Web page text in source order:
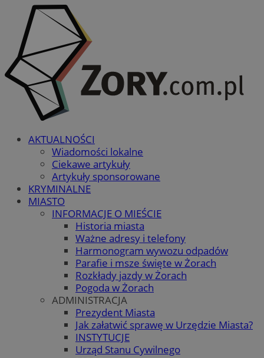
AKTUALNOŚCI
Wiadomości lokalne
Ciekawe artykuły
Artykuły sponsorowane
KRYMINALNE
MIASTO
INFORMACJE O MIEŚCIE
Historia miasta
Ważne adresy i telefony
Harmonogram wywozu odpadów
Parafie i msze święte w Żorach
Rozkłady jazdy w Żorach
Pogoda w Żorach
ADMINISTRACJA
Prezydent Miasta
Jak załatwić sprawę w Urzędzie Miasta?
INSTYTUCJE
Urząd Stanu Cywilnego